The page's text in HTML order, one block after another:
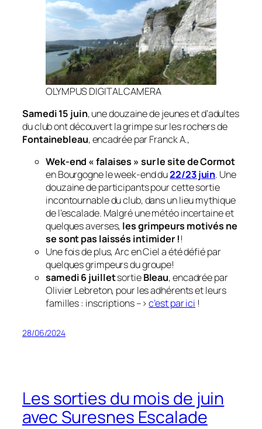
OLYMPUS DIGITAL CAMERA
Samedi 15 juin, une douzaine de jeunes et d’adultes
du club ont découvert la grimpe sur les rochers de
Fontainebleau, encadrée par Franck A.,
Wek-end « falaises » sur le site de Cormot
en Bourgogne le week-end du22/23 juin. Une
douzaine de participants pour cette sortie
incontournable du club, dans un lieu mythique
de l’escalade. Malgré une météo incertaine et
quelques averses, les grimpeurs motivés ne
se sont pas laissés intimider !!
Une fois de plus, Arc en Ciel a été défié par
quelques grimpeurs du groupe!
samedi 6 juilletsortieBleau, encadrée par
Olivier Lebreton, pour les adhérents et leurs
familles: inscriptions –>c’est par ici !
28/06/2024
Les sorties du mois de juin
avec Suresnes Escalade